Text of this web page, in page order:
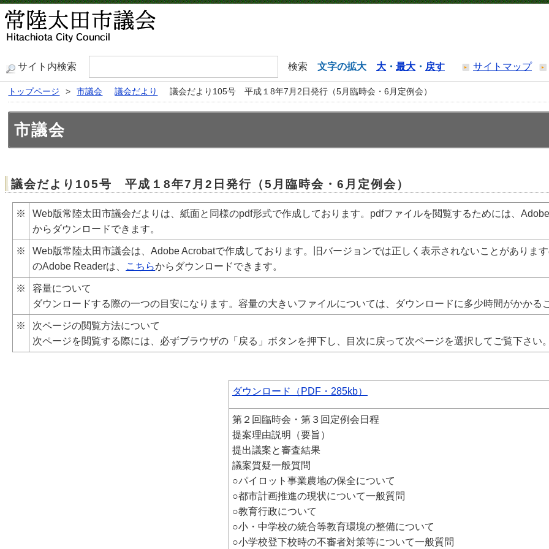
サイト内検索 文字の拡大 大 ・ 最大 ・ 戻す サイトマップ
トップページ > 市議会 議会だより 議会だより105号 平成１8年7月2日発行（5月臨時会・6月定例会）
市議会
議会だより105号 平成１8年7月2日発行（5月臨時会・6月定例会）
※ Web版常陸太田市議会だよりは、紙面と同様のpdf形式で作成しております。pdfファイルを閲覧するためには、Adobe
からダウンロードできます。
※ Web版常陸太田市議会は、AdobeAcrobatで作成しております。旧バージョンでは正しく表示されないことがありま
のAdobe Readerは、 こちらからダウンロードできます。
※
容量について
ダウンロードする際の一つの目安になります。容量の大きいファイルについては、ダウンロードに多少時間がかかる
※
次ページの閲覧方法について
次ページを閲覧する際には、必ずブラウザの「戻る」ボタンを押下し、目次に戻って次ページを選択してご覧下さい。
ダウンロード（PDF・285kb）
第２回臨時会・第３回定例会日程
提案理由説明（要旨）
提出議案と審査結果
議案質疑一般質問
○パイロット事業農地の保全について
○都市計画推進の現状について一般質問
○教育行政について
○小・中学校の統合等教育環境の整備について
○小学校登下校時の不審者対策等について一般質問